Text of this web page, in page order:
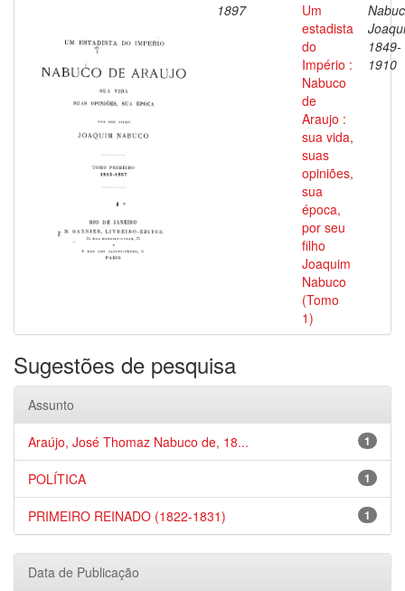
1897
Um
estadista
do
Império :
Nabuco
de
Araujo :
sua vida,
suas
opiniões,
sua
época,
por seu
filho
Joaquim
Nabuco
(Tomo
1)
1849-
1910
Sugestões de pesquisa
Assunto
1
Araújo, José Thomaz Nabuco de, 18...
1
POLÍTICA
1
PRIMEIRO REINADO (1822-1831)
Data de Publicação